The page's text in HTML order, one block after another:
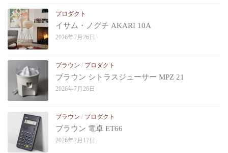
プロダクト
イサム・ノグチ AKARI 10A
2026年7月26日
ブラウン / プロダクト
ブラウン シトラスジューサー MPZ 21
2026年7月26日
ブラウン / プロダクト
ブラウン 電卓 ET66
2026年7月17日